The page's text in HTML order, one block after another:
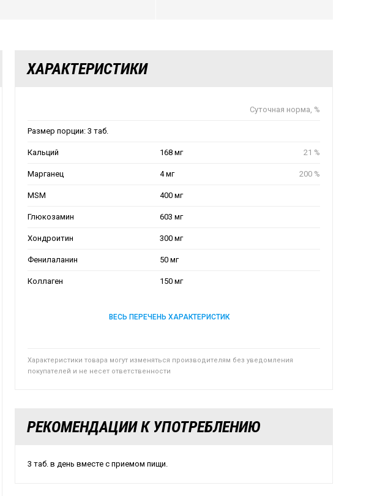
ХАРАКТЕРИСТИКИ
Суточная норма, %
Размер порции: 3 таб.
Кальций 168 мг 21 %
Марганец 4 мг 200 %
MSM 400 мг
Глюкозамин 603 мг
Хондроитин 300 мг
Фенилаланин 50 мг
Коллаген 150 мг
ВЕСЬ ПЕРЕЧЕНЬ ХАРАКТЕРИСТИК
Характеристики товара могут изменяться производителям без уведомления
покупателей и не несет ответственности
РЕКОМЕНДАЦИИ К УПОТРЕБЛЕНИЮ
3 таб. в день вместе с приемом пищи.